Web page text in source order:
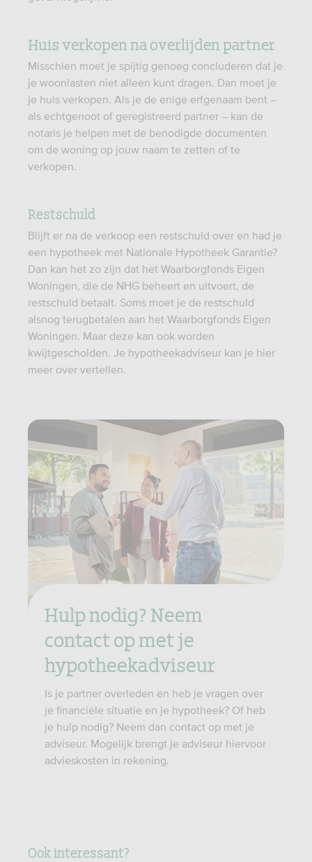
Huis verkopen na overlijden partner
Misschien moet je spijtig genoeg concluderen dat je
je woonlasten niet alleen kunt dragen. Dan moet je
je huis verkopen. Als je de enige erfgenaam bent –
als echtgenoot of geregistreerd partner – kan de
notaris je helpen met de benodigde documenten
om de woning op jouw naam te zetten of te
verkopen.
Restschuld
Blijft er na de verkoop een restschuld over en had je
een hypotheek met Nationale Hypotheek Garantie?
Dan kan het zo zijn dat het Waarborgfonds Eigen
Woningen, die de NHG beheert en uitvoert, de
restschuld betaalt. Soms moet je de restschuld
alsnog terugbetalen aan het Waarborgfonds Eigen
Woningen. Maar deze kan ook worden
kwijtgescholden. Je hypotheekadviseur kan je hier
meer over vertellen.
Hulp nodig? Neem
contact op met je
hypotheekadviseur
Is je partner overleden en heb je vragen over
je financiële situatie en je hypotheek? Of heb
je hulp nodig? Neem dan contact op met je
adviseur. Mogelijk brengt je adviseur hiervoor
advieskosten in rekening.
Ook interessant?